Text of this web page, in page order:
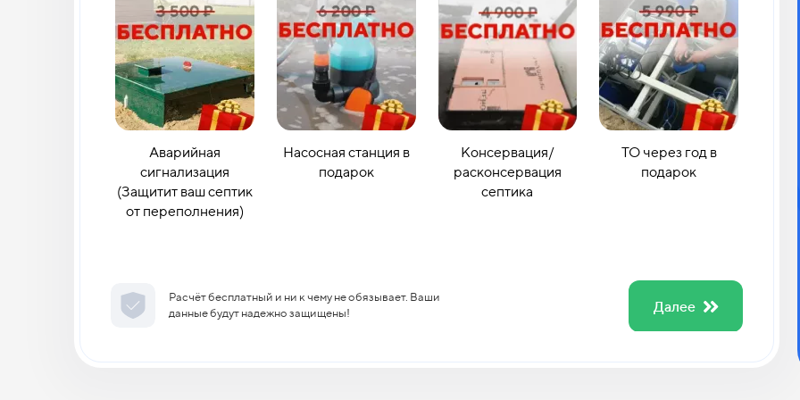
Аварийная
сигнализация
(Защитит ваш септик
от переполнения)
Насосная станция в
подарок
Консервация/
расконсервация
септика
ТО через год в
подарок
Расчёт бесплатный и ни к чему не обязывает. Ваши
данные будут надежно защищены!
Далее